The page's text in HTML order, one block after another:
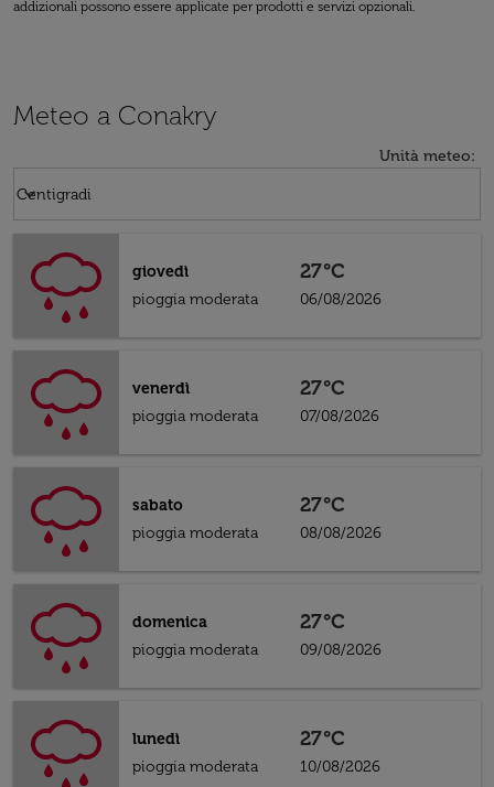
addizionali possono essere applicate per prodotti e servizi opzionali.
Meteo a Conakry
Unità meteo:
Centigradi
keyboard_arrow_down
giovedì
pioggia moderata
27°C
06/08/2026
venerdì
pioggia moderata
27°C
07/08/2026
sabato
pioggia moderata
27°C
08/08/2026
domenica
pioggia moderata
27°C
09/08/2026
lunedì
pioggia moderata
27°C
10/08/2026